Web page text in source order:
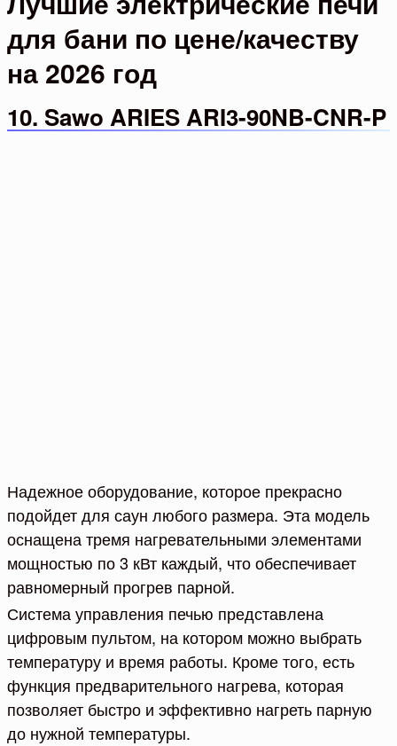
для бани по цене/качеству
на 2026 год
10. Sawo ARIES ARI3-90NB-CNR-P
Надежное оборудование, которое прекрасно
подойдет для саун любого размера. Эта модель
оснащена тремя нагревательными элементами
мощностью по 3 кВт каждый, что обеспечивает
равномерный прогрев парной.
Система управления печью представлена
цифровым пультом, на котором можно выбрать
температуру и время работы. Кроме того, есть
функция предварительного нагрева, которая
позволяет быстро и эффективно нагреть парную
до нужной температуры.